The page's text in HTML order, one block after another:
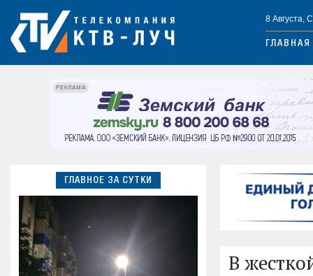
8 Августа,
ГЛАВНАЯ
РЕКЛАМА
ГЛАВНОЕ ЗА СУТКИ
В